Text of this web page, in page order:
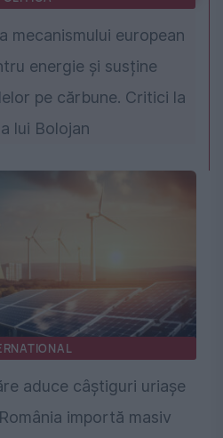
mecanismului european
energie și susține
pe cărbune. Critici la
lui Bolojan
aduce câștiguri uriașe
importă masiv